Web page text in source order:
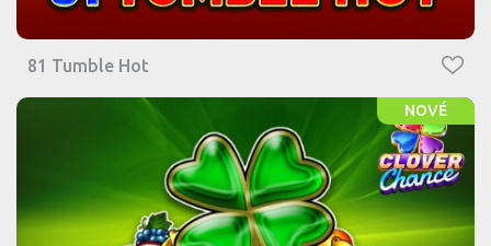
81 Tumble Hot
NOVÉ